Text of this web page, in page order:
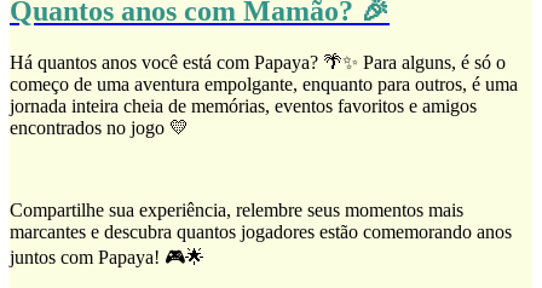
Quantos anos com Mamão? 🎉
Há quantos anos você está com Papaya? 🌴✨ Para alguns, é só o
começo de uma aventura empolgante, enquanto para outros, é uma
jornada inteira cheia de memórias, eventos favoritos e amigos
encontrados no jogo 💛
Compartilhe sua experiência, relembre seus momentos mais
marcantes e descubra quantos jogadores estão comemorando anos
juntos com Papaya! 🎮🌟